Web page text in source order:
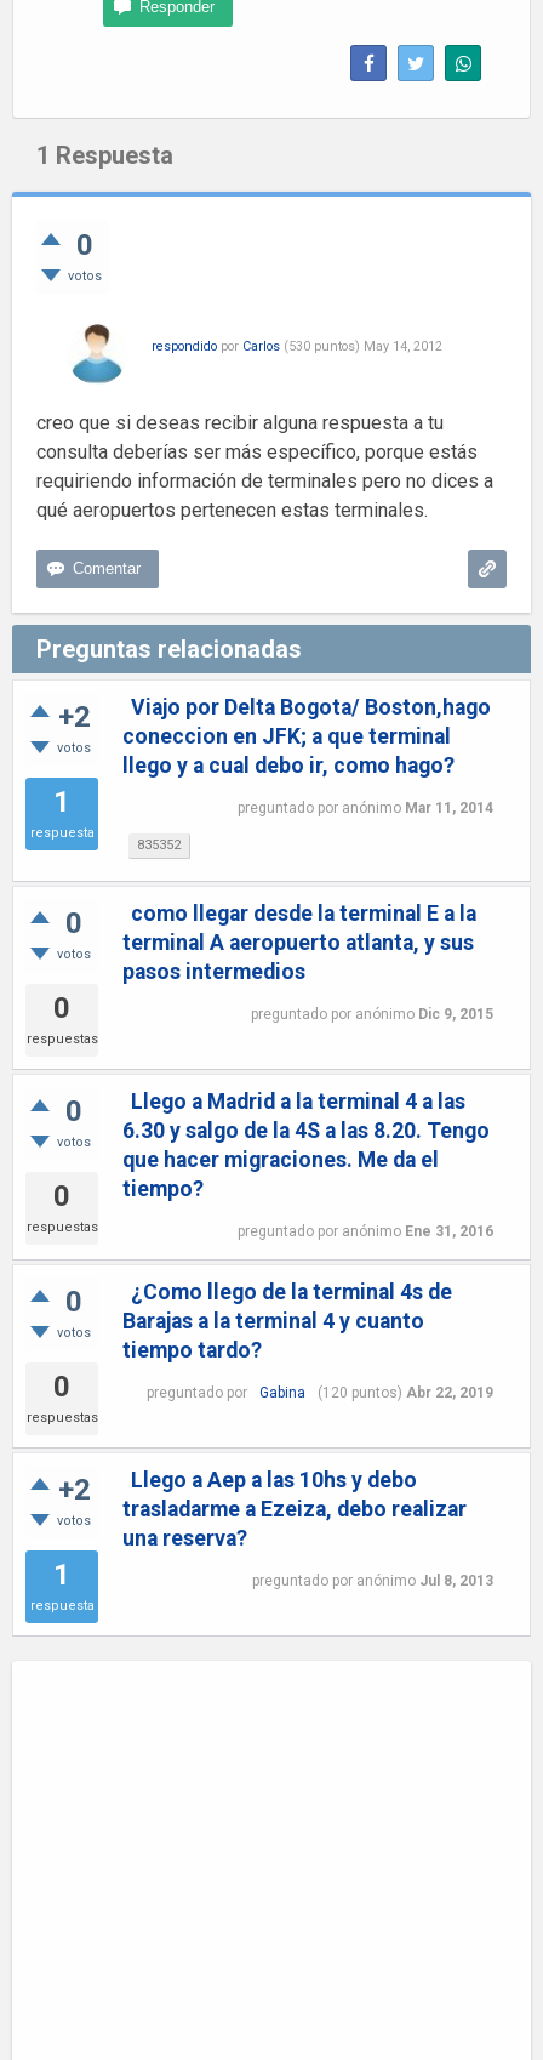
1 Respuesta
0
votos
respondido por Carlos (530 puntos) May 14, 2012
creo que si deseas recibir alguna respuesta a tu
consulta deberías ser más específico, porque estás
requiriendo información de terminales pero no dices a
qué aeropuertos pertenecen estas terminales.
Preguntas relacionadas
+2
votos
1
respuesta
Viajo por Delta Bogota/ Boston,hago
coneccion en JFK; a que terminal
llego y a cual debo ir, como hago?
preguntado por anónimo Mar 11, 2014
835352
0
votos
0
respuestas
como llegar desde la terminal E a la
terminal A aeropuerto atlanta, y sus
pasos intermedios
preguntado por anónimo Dic 9, 2015
0
votos
0
respuestas
Llego a Madrid a la terminal 4 a las
6.30 y salgo de la 4S a las 8.20. Tengo
que hacer migraciones. Me da el
tiempo?
preguntado por anónimo Ene 31, 2016
0
votos
0
respuestas
¿Como llego de la terminal 4s de
Barajas a la terminal 4 y cuanto
tiempo tardo?
preguntado por Gabina (120 puntos) Abr 22, 2019
+2
votos
1
respuesta
Llego a Aep a las 10hs y debo
trasladarme a Ezeiza, debo realizar
una reserva?
preguntado por anónimo Jul 8, 2013